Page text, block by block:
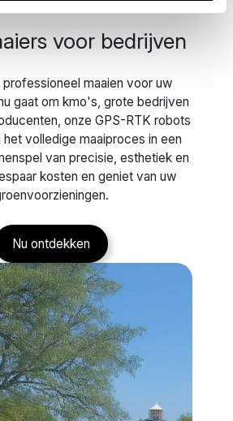
voor bedrijven
maaien voor uw
gaat om kmo's, grote bedrijven
onze GPS-RTK robots
het volledige maaiproces in een
van precisie, esthetiek en
kosten en geniet van uw
Nu ontdekken